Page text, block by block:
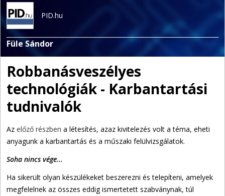
PID.hu
Füle Sándor
Robbanásveszélyes
technológiák - Karbantartási
tudnivalók
Az előző részben a létesítés, azaz kivitelezés volt a téma, eheti
anyagunk a karbantartás és a műszaki felülvizsgálatok.
Soha nincs vége...
Ha sikerült olyan készülékeket beszerezni és telepíteni, amelyek
megfelelnek az összes eddig ismertetett szabványnak, túl